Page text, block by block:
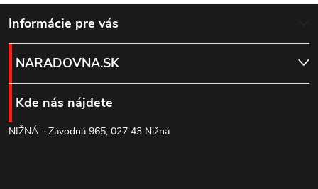
Z
á
p
ä
Informácie pre vás
NARADOVNA.SK
Kde nás nájdete
NIŽNÁ - Závodná 965, 027 43 Nižná